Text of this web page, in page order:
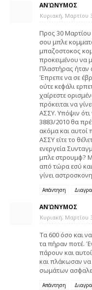
ΑΝΏΝΥΜΟΣ
Κυριακή, Μαρτίου
Προς 30 Μαρτίου
σου μπλε
μπαζοστοκος
προκειμένου να
Πλαστήρας ήταν
Έπρεπε να σε
ούτε κεφάλι
χαίρεστε
πρόκειται να
ΑΣΣΥ. Υπόψιν ότι
3883/2010 θα
ακόμα και αυτοί
ΑΣΣΥ είτε το
ενεργεία
μπλε στρουμφ?
από τώρα εσύ
γίνει
Απάντηση
ΑΝΏΝΥΜΟΣ
Κυριακή, Μαρτίου
Τα 600 όσο και
τα πήραν ποτέ.
πάρουν και
και πλάκωσαν
σωμάτων
Απάντηση